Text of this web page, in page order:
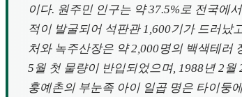
이다. 원주민 인구는 약 37.5%로 전국에
적이 발굴되어 석판관 1,600기가 드러났
처와 녹주산장은 약 2,000명의 백색테러
5월 첫 물량이 반입되었으며, 1988년 2
훙예촌의 부눈족 아이 일곱 명은 타이둥